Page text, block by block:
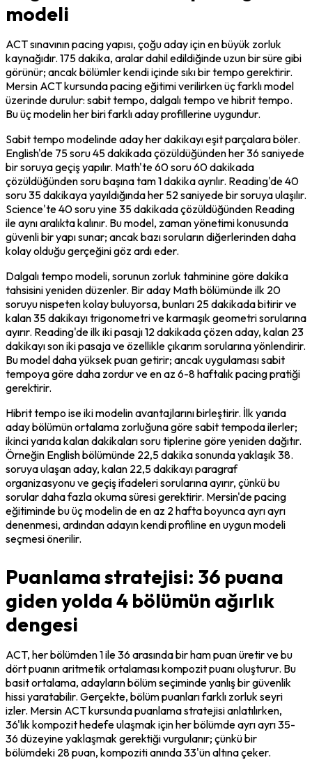
modeli
ACT sınavının pacing yapısı, çoğu aday için en büyük zorluk
kaynağıdır. 175 dakika, aralar dahil edildiğinde uzun bir süre gibi
görünür; ancak bölümler kendi içinde sıkı bir tempo gerektirir.
Mersin ACT kursunda pacing eğitimi verilirken üç farklı model
üzerinde durulur: sabit tempo, dalgalı tempo ve hibrit tempo.
Bu üç modelin her biri farklı aday profillerine uygundur.
Sabit tempo modelinde aday her dakikayı eşit parçalara böler.
English'de 75 soru 45 dakikada çözüldüğünden her 36 saniyede
bir soruya geçiş yapılır. Math'te 60 soru 60 dakikada
çözüldüğünden soru başına tam 1 dakika ayrılır. Reading'de 40
soru 35 dakikaya yayıldığında her 52 saniyede bir soruya ulaşılır.
Science'te 40 soru yine 35 dakikada çözüldüğünden Reading
ile aynı aralıkta kalınır. Bu model, zaman yönetimi konusunda
güvenli bir yapı sunar; ancak bazı soruların diğerlerinden daha
kolay olduğu gerçeğini göz ardı eder.
Dalgalı tempo modeli, sorunun zorluk tahminine göre dakika
tahsisini yeniden düzenler. Bir aday Math bölümünde ilk 20
soruyu nispeten kolay buluyorsa, bunları 25 dakikada bitirir ve
kalan 35 dakikayı trigonometri ve karmaşık geometri sorularına
ayırır. Reading'de ilk iki pasajı 12 dakikada çözen aday, kalan 23
dakikayı son iki pasaja ve özellikle çıkarım sorularına yönlendirir.
Bu model daha yüksek puan getirir; ancak uygulaması sabit
tempoya göre daha zordur ve en az 6-8 haftalık pacing pratiği
gerektirir.
Hibrit tempo ise iki modelin avantajlarını birleştirir. İlk yarıda
aday bölümün ortalama zorluğuna göre sabit tempoda ilerler;
ikinci yarıda kalan dakikaları soru tiplerine göre yeniden dağıtır.
Örneğin English bölümünde 22,5 dakika sonunda yaklaşık 38.
soruya ulaşan aday, kalan 22,5 dakikayı paragraf
organizasyonu ve geçiş ifadeleri sorularına ayırır, çünkü bu
sorular daha fazla okuma süresi gerektirir. Mersin'de pacing
eğitiminde bu üç modelin de en az 2 hafta boyunca ayrı ayrı
denenmesi, ardından adayın kendi profiline en uygun modeli
seçmesi önerilir.
Puanlama stratejisi: 36 puana
giden yolda 4 bölümün ağırlık
dengesi
ACT, her bölümden 1 ile 36 arasında bir ham puan üretir ve bu
dört puanın aritmetik ortalaması kompozit puanı oluşturur. Bu
basit ortalama, adayların bölüm seçiminde yanlış bir güvenlik
hissi yaratabilir. Gerçekte, bölüm puanları farklı zorluk seyri
izler. Mersin ACT kursunda puanlama stratejisi anlatılırken,
36'lık kompozit hedefe ulaşmak için her bölümde ayrı ayrı 35-
36 düzeyine yaklaşmak gerektiği vurgulanır; çünkü bir
bölümdeki 28 puan, kompoziti anında 33'ün altına çeker.